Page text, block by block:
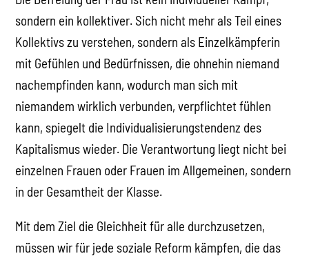
sondern ein kollektiver. Sich nicht mehr als Teil eines
Kollektivs zu verstehen, sondern als Einzelkämpferin
mit Gefühlen und Bedürfnissen, die ohnehin niemand
nachempfinden kann, wodurch man sich mit
niemandem wirklich verbunden, verpflichtet fühlen
kann, spiegelt die Individualisierungstendenz des
Kapitalismus wieder. Die Verantwortung liegt nicht bei
einzelnen Frauen oder Frauen im Allgemeinen, sondern
in der Gesamtheit der Klasse.
Mit dem Ziel die Gleichheit für alle durchzusetzen,
müssen wir für jede soziale Reform kämpfen, die das